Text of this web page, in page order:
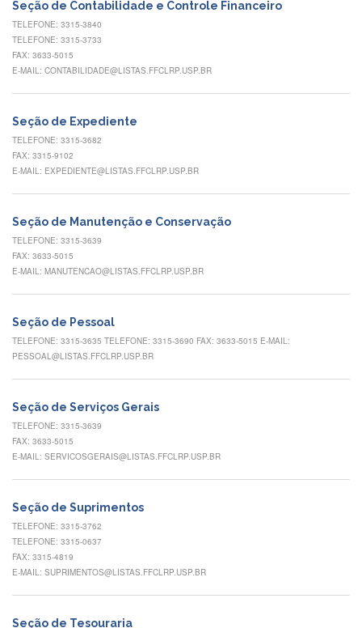
CULTURA
E
EXTENSÃO
e
Projetos
Ciências
Empresas
Cursos
e
Atividades
e
Editais
Notícias
Eventos
Contato
INCLUSÃO
Apresentação
Seção de Contabilidade e Controle Financeiro
TELEFONE: 3315-3840
TELEFONE: 3315-3733
FAX: 3633-5015
E-MAIL: CONTABILIDADE@LISTAS.FFCLRP.USP.BR
Seção de Expediente
TELEFONE: 3315-3682
FAX: 3315-9102
E-MAIL: EXPEDIENTE@LISTAS.FFCLRP.USP.BR
Seção de Manutenção e Conservação
TELEFONE: 3315-3639
FAX: 3633-5015
E-MAIL: MANUTENCAO@LISTAS.FFCLRP.USP.BR
Seção de Pessoal
TELEFONE: 3315-3635 TELEFONE: 3315-3690 FAX: 3633-5015 E-MAIL:
PESSOAL@LISTAS.FFCLRP.USP.BR
Seção de Serviços Gerais
TELEFONE: 3315-3639
FAX: 3633-5015
E-MAIL: SERVICOSGERAIS@LISTAS.FFCLRP.USP.BR
Seção de Suprimentos
TELEFONE: 3315-3762
TELEFONE: 3315-0637
FAX: 3315-4819
E-MAIL: SUPRIMENTOS@LISTAS.FFCLRP.USP.BR
Seção de Tesouraria